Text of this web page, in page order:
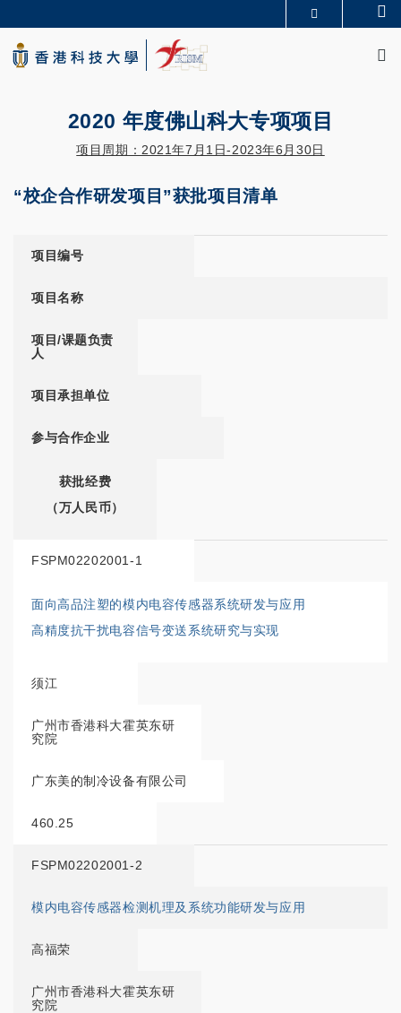
to
main
content
生活@科大
2020 年度佛山科大专项项目
项目周期：2021年7月1日-2023年6月30日
“校企合作研发项目”获批项目清单
项目编号
项目名称
项目/课题负责
人
项目承担单位
参与合作企业
获批经费
（万人民币）
FSPM02202001-1
面向高品注塑的模内电容传感器系统研发与应用
高精度抗干扰电容信号变送系统研究与实现
须江
广州市香港科大霍英东研
究院
广东美的制冷设备有限公司
460.25
FSPM02202001-2
模内电容传感器检测机理及系统功能研发与应用
高福荣
广州市香港科大霍英东研
究院